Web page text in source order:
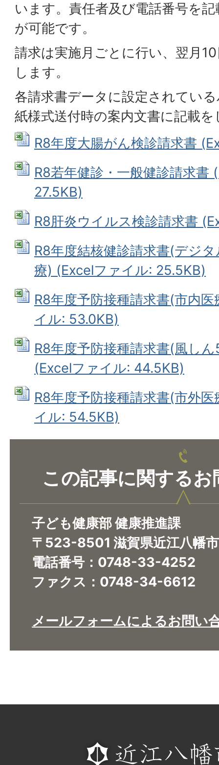
います。責任者及び電話番号を
が可能です。
請求は実施月ごとに行い、翌月
します。
各請求書データに設定されてい
紙様式送付時の案内文書に記載
R8年度大腸がん検診請求書
R8若年健診・一般健診請求書
27.5KB)
R8肝炎ウイルス検診請求書
R8年度結核健診請求書(デジ
療) (Excelファイル: 25.5KB)
R8年度予防接種請求書(市内
イル: 53.0KB)
R8年度予防接種請求書(風し
(Excelファイル: 44.5KB)
R8年度予防接種請求書(市外
イル: 54.5KB)
この記事に関するお
子ども健康部 健康推進課
〒523-8501 滋賀県近江八幡
電話番号：0748-33-4252
ファクス：0748-34-6612
メールフォームによるお問い